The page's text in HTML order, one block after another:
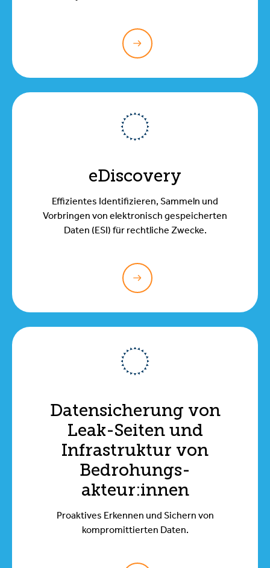
eDiscovery
Effizientes Identifizieren, Sammeln und
Vorbringen von elektronisch gespeicherten
Daten (ESI) für rechtliche Zwecke.
Datensicherung von
Leak-Seiten und
Infrastruktur von
Bedrohungs-
akteur:innen
Proaktives Erkennen und Sichern von
kompromittierten Daten.